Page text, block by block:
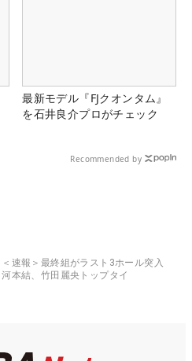
最新モデル『FJクオンタム』
を石井良介プロがチェック
Recommended by
＜速報＞最終組がラスト3ホール突入
河本結、竹田麗央トップタイ